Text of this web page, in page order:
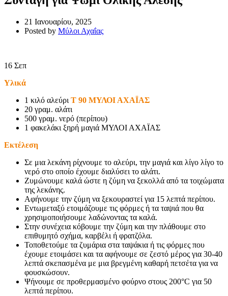
21 Ιανουαρίου, 2025
Posted by Μύλοι Αχαΐας
16 Σεπ
Υλικά
1 κιλό αλεύρι Τ 90 ΜΥΛΟΙ ΑΧΑΪΑΣ
20 γραμ. αλάτι
500 γραμ. νερό (περίπου)
1 φακελάκι ξηρή μαγιά ΜΥΛΟΙ ΑΧΑΪΑΣ
Εκτέλεση
Σε μια λεκάνη ρίχνουμε το αλεύρι, την μαγιά και λίγο λίγο το
νερό στο οποίο έχουμε διαλύσει το αλάτι.
Ζυμώνουμε καλά ώστε η ζύμη να ξεκολλά από τα τοιχώματα
της λεκάνης.
Αφήνουμε την ζύμη να ξεκουραστεί για 15 λεπτά περίπου.
Εντωμεταξύ ετοιμάζουμε τις φόρμες ή τα ταψιά που θα
χρησιμοποιήσουμε λαδώνοντας τα καλά.
Στην συνέχεια κόβουμε την ζύμη και την πλάθουμε στο
επιθυμητό σχήμα, καρβέλι ή φρατζόλα.
Τοποθετούμε τα ζυμάρια στα ταψάκια ή τις φόρμες που
έχουμε ετοιμάσει και τα αφήνουμε σε ζεστό μέρος για 30-40
λεπτά σκεπασμένα με μια βρεγμένη καθαρή πετσέτα για να
φουσκώσουν.
Ψήνουμε σε προθερμασμένο φούρνο στους 200°C για 50
λεπτά περίπου.